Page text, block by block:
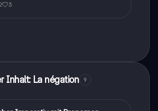
3
Inhalt: La négation 9